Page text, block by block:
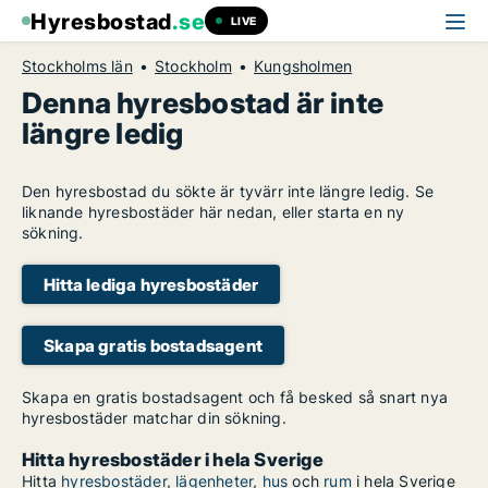
Hyresbostad.se LIVE
Stockholms län Stockholm Kungsholmen
Denna hyresbostad är inte
längre ledig
Den hyresbostad du sökte är tyvärr inte längre ledig. Se
liknande hyresbostäder här nedan, eller starta en ny
sökning.
Hitta lediga hyresbostäder
Skapa gratis bostadsagent
Skapa en gratis bostadsagent och få besked så snart nya
hyresbostäder matchar din sökning.
Hitta hyresbostäder i hela Sverige
Hitta hyresbostäder, lägenheter, hus och rum i hela Sverige